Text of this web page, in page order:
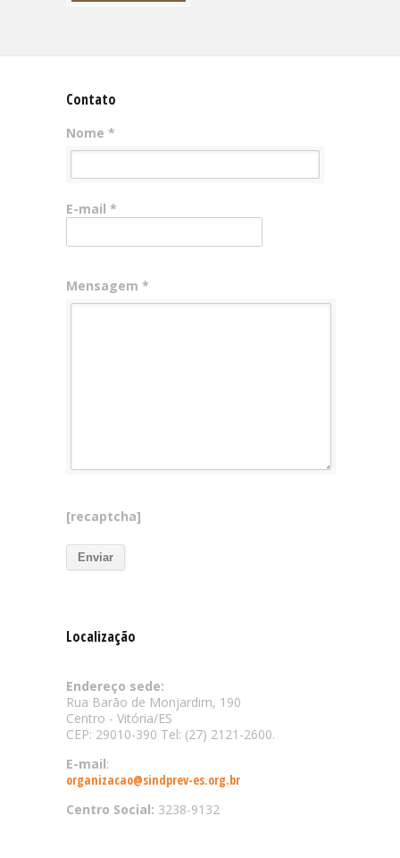
Contato
Nome *
E-mail *
Mensagem *
[recaptcha]
Localização
Endereço sede:
Rua Barão de Monjardim, 190
Centro - Vitória/ES
CEP: 29010-390 Tel: (27) 2121-2600.
E-mail:
organizacao@sindprev-es.org.br
Centro Social: 3238-9132